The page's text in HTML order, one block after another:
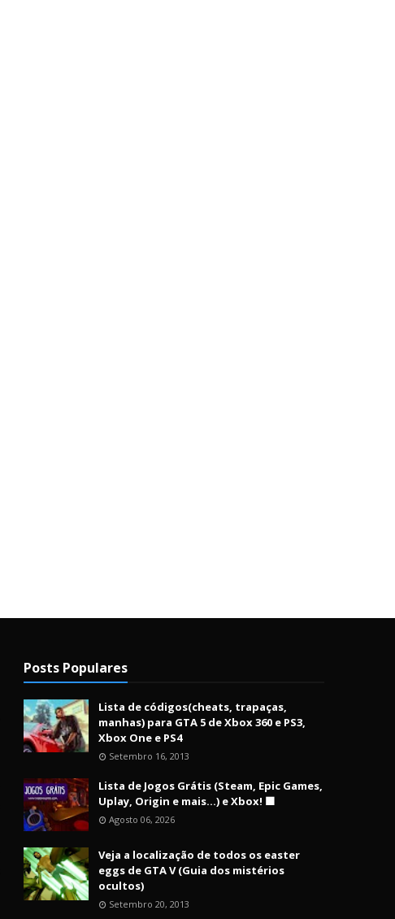
Posts Populares
Lista de códigos(cheats, trapaças,
manhas) para GTA 5 de Xbox 360 e PS3,
Xbox One e PS4
Setembro 16, 2013
Lista de Jogos Grátis (Steam, Epic Games,
Uplay, Origin e mais...) e Xbox! 🟩
Agosto 06, 2026
Veja a localização de todos os easter
eggs de GTA V (Guia dos mistérios
ocultos)
Setembro 20, 2013